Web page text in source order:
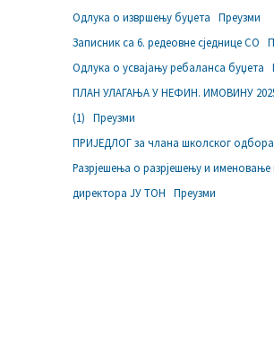
Одлука о извршењу буџета
Преузми
Записник са 6. редеовне сједнице СО
Одлука о усвајању ребаланса буџета
ПЛАН УЛАГАЊА У НЕФИН. ИМОВИНУ
(1)
Преузми
ПРИЈЕДЛОГ за члана школског одбора
Разрјешења о разрјешењу и именовање
директора ЈУ ТОН
Преузми